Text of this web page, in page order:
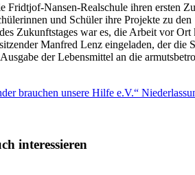
Fridtjof-Nansen-Realschule ihren ersten
und Schüler ihre Projekte zu
Zukunftstages war es, die Arbeit vor Ort
Manfred Lenz eingeladen, der
der Lebensmittel an die
brauchen unsere Hilfe e.V.“
interessieren